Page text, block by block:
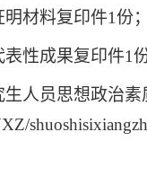
材料复印件1份；
性成果复印件1
人员思想政治